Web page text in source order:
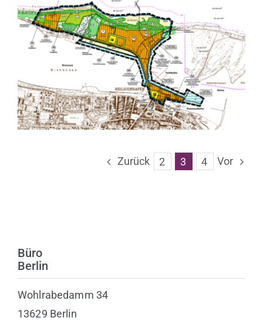
Heiligenhafen, 27. Änderung
Flächennutzungsplan
Zurück 2 3 4 Vor
Büro
Berlin
Wohlrabedamm 34
13629 Berlin